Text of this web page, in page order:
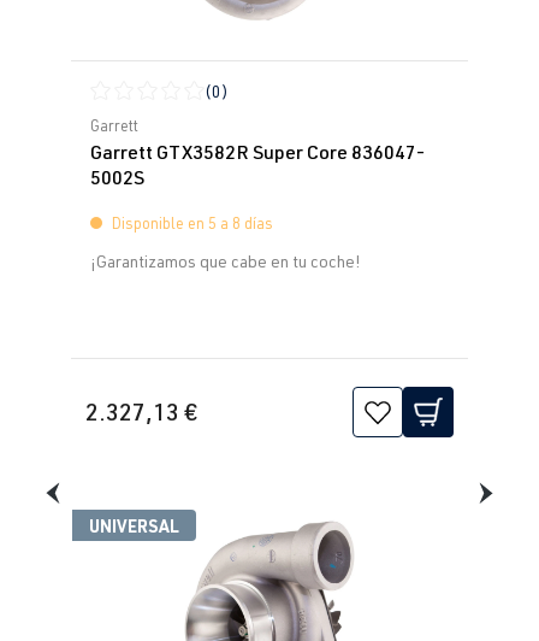
Calificación promedio de 0 de 5 estrellas
(0)
Garrett
Garrett GTX3582R Super Core 836047-
5002S
Disponible en 5 a 8 días
¡Garantizamos que cabe en tu coche!
2.327,13 €
UNIVERSAL